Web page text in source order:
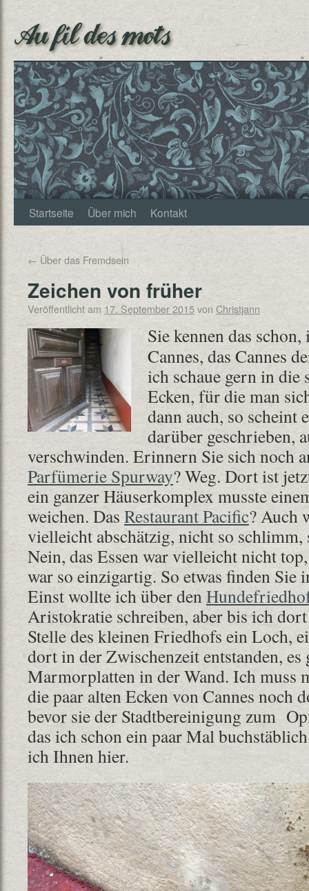
Au fil des mots
Startseite Über mich Kontakt
← Über das Fremdsein
Zeichen von früher
Veröffentlicht am 17. September 2015von Christjann
Sie kennen das
Cannes, das Cannes
ich schaue gern in die
Ecken, für die man
dann auch, so scheint
darüber geschrieben,
verschwinden. Erinnern Sie sich noch
Parfümerie Spurway? Weg. Dort ist
ein ganzer Häuserkomplex musste
weichen. Das Restaurant Pacific? Auch
vielleicht abschätzig, nicht so schlimm,
Nein, das Essen war vielleicht nicht
war so einzigartig. So etwas finden Sie
Einst wollte ich über den
Aristokratie schreiben, aber bis ich
Stelle des kleinen Friedhofs ein Loch,
dort in der Zwischenzeit entstanden,
Marmorplatten in der Wand. Ich muss
die paar alten Ecken von Cannes noch
bevor sie der Stadtbereinigung zum
das ich schon ein paar Mal
ich Ihnen hier.